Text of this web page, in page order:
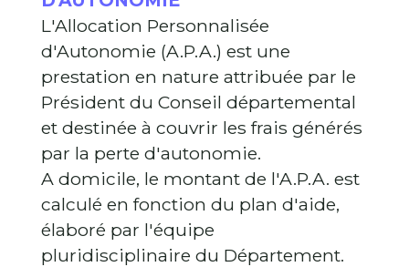
L'Allocation Personnalisée
d'Autonomie (A.P.A.) est une
prestation en nature attribuée par le
Président du Conseil départemental
et destinée à couvrir les frais générés
par la perte d'autonomie.
A domicile, le montant de l'A.P.A. est
calculé en fonction du plan d'aide,
élaboré par l'équipe
pluridisciplinaire du Département.